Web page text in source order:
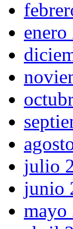
enero
julio
junio
mayo